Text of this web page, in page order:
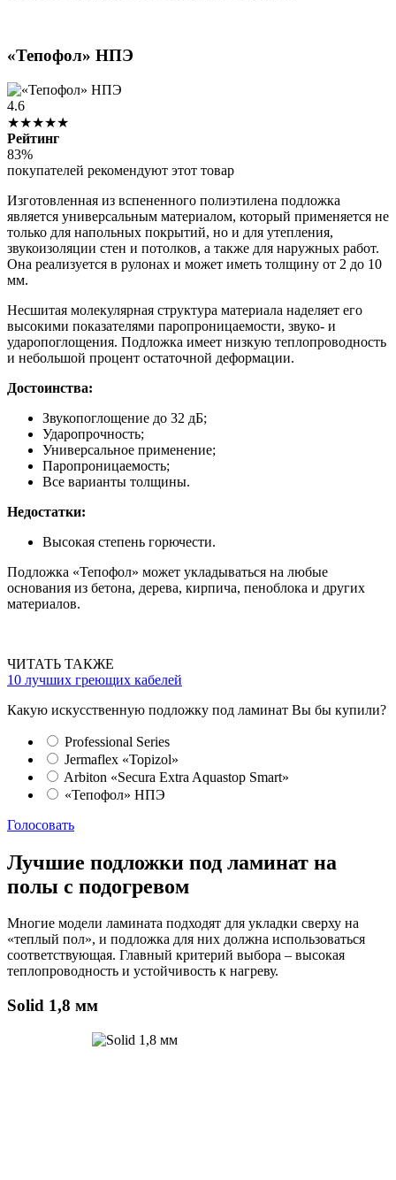
«Тепофол» НПЭ
4.6
★★★★★
Рейтинг
83%
покупателей рекомендуют этот товар
Изготовленная из вспененного полиэтилена подложка
является универсальным материалом, который применяется не
только для напольных покрытий, но и для утепления,
звукоизоляции стен и потолков, а также для наружных работ.
Она реализуется в рулонах и может иметь толщину от 2 до 10
мм.
Несшитая молекулярная структура материала наделяет его
высокими показателями паропроницаемости, звуко- и
ударопоглощения. Подложка имеет низкую теплопроводность
и небольшой процент остаточной деформации.
Достоинства:
Звукопоглощение до 32 дБ;
Ударопрочность;
Универсальное применение;
Паропроницаемость;
Все варианты толщины.
Недостатки:
Высокая степень горючести.
Подложка «Тепофол» может укладываться на любые
основания из бетона, дерева, кирпича, пеноблока и других
материалов.
ЧИТАТЬ ТАКЖЕ
10 лучших греющих кабелей
Какую искусственную подложку под ламинат Вы бы купили?
Professional Series
Jermaflex «Topizol»
Arbiton «Secura Extra Aquastop Smart»
«Тепофол» НПЭ
Голосовать
Лучшие подложки под ламинат на
полы с подогревом
Многие модели ламината подходят для укладки сверху на
«теплый пол», и подложка для них должна использоваться
соответствующая. Главный критерий выбора – высокая
теплопроводность и устойчивость к нагреву.
Solid 1,8 мм